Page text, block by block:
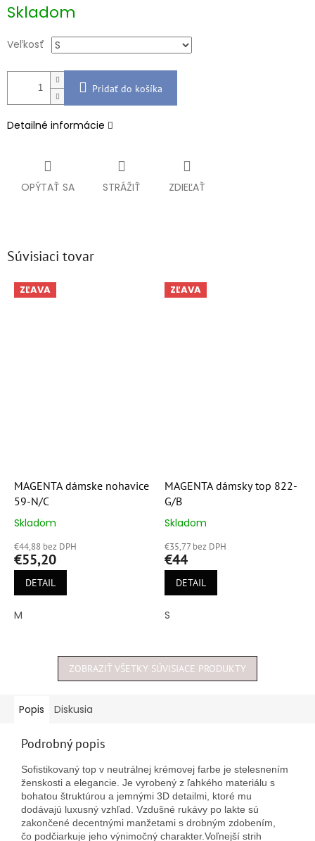
cena:
Skladom
Veľkosť
Pridať do košíka
Detailné informácie
OPÝTAŤ SA STRÁŽIŤ ZDIEĽAŤ
Súvisiaci tovar
ZĽAVA
MAGENTA dámske nohavice
59-N/C
Priemerné
produktu
je
5,0
hviezdičiek.
Skladom
€44,88 bez DPH
€55,20
DETAIL
M
ZĽAVA
MAGENTA dámsky top 822-
G/B
Priemerné
produktu
je
5,0
hviezdičiek.
Skladom
€35,77 bez DPH
€44
DETAIL
S
ZOBRAZIŤ VŠETKY SÚVISIACE PRODUKTY
Popis Diskusia
Podrobný popis
Sofistikovaný top v neutrálnej krémovej farbe je stelesnením
ženskosti a elegancie. Je vyrobený z ľahkého materiálu s
bohatou štruktúrou a jemnými 3D detailmi, ktoré mu
dodávajú luxusný vzhľad. Vzdušné rukávy po lakte sú
zakončené decentnými manžetami s drobným zdobením,
čo podčiarkuje jeho výnimočný charakter.Voľnejší strih